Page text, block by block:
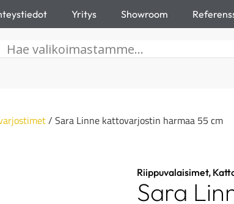
Yritys Showroom
/ Sara Linne kattovarjostin harmaa 55 cm
Riippuvalaisimet,
Sara